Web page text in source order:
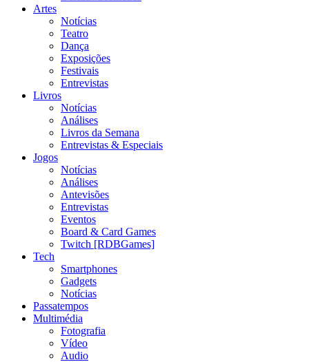
Artes
Notícias
Teatro
Dança
Exposições
Festivais
Entrevistas
Livros
Notícias
Análises
Livros da Semana
Entrevistas & Especiais
Jogos
Notícias
Análises
Antevisões
Entrevistas
Eventos
Board & Card Games
Twitch [RDBGames]
Tech
Smartphones
Gadgets
Notícias
Passatempos
Multimédia
Fotografia
Vídeo
Audio